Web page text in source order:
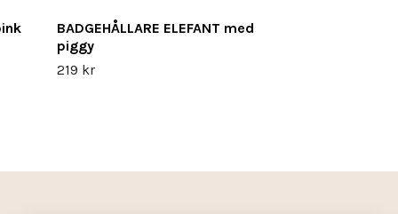
BADGEHÅLLARE ELEFANT med
piggy
219 kr